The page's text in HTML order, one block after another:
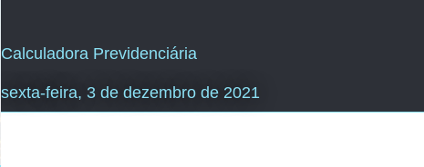
Calculadora Previdenciária
sexta-feira, 3 de dezembro de 2021